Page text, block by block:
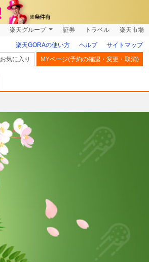
楽天グループ 証券 トラベル 楽天市場
楽天GORAの使い方 ヘルプ サイトマップ
お気に入り MYページ(予約の確認・変更・取消)